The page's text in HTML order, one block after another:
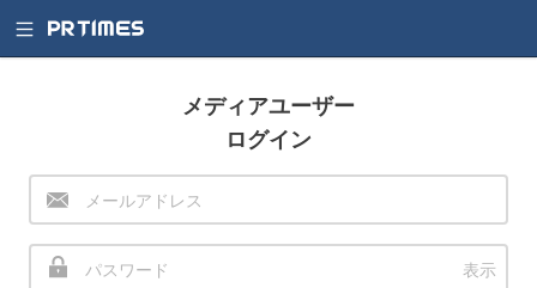
メディアユーザー
ログイン
表示